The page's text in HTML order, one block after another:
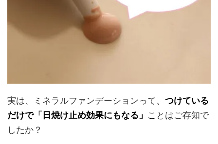
実は、ミネラルファンデーションって、 つけている
だけで「日焼け止め効果にもなる」 こ とはご存知で
したか？